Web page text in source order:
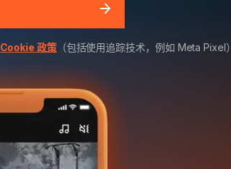
Cookie 政策（包括使用追踪技术，例如 Meta Pixel）